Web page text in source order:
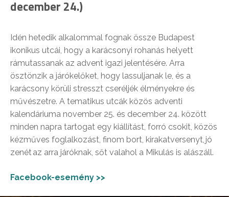
december 24.)
Idén hetedik alkalommal fognak össze Budapest
ikonikus utcái, hogy a karácsonyi rohanás helyett
rámutassanak az advent igazi jelentésére. Arra
ösztönzik a járókelőket, hogy lassuljanak le, és a
karácsony körüli stresszt cseréljék élményekre és
művészetre. A tematikus utcák közös adventi
kalendáriuma november 25. és december 24. között
minden napra tartogat egy kiállítást, forró csokit, közös
kézműves foglalkozást, finom bort, kirakatversenyt, jó
zenét az arra járóknak, sőt valahol a Mikulás is alászáll.
Facebook-esemény >>